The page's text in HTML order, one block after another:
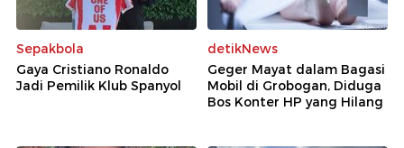
Sepakbola
Gaya Cristiano Ronaldo
Jadi Pemilik Klub Spanyol
detikNews
Geger Mayat dalam Bagasi
Mobil di Grobogan, Diduga
Bos Konter HP yang Hilang